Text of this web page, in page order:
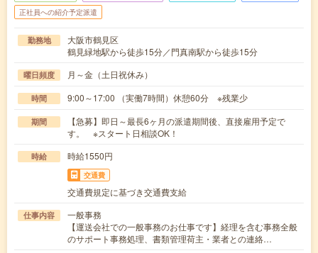
正社員への紹介予定派遣
勤務地
大阪市鶴見区
鶴見緑地駅から徒歩15分／門真南駅から徒歩15分
曜日頻度 月～金（土日祝休み）
時間 9:00～17:00 （実働7時間）休憩60分 ※残業少
期間
【急募】即日～最長6ヶ月の派遣期間後、直接雇用予定で
す。 ※スタート日相談OK！
時給 時給1550円
交通費
交通費規定に基づき交通費支給
仕事内容
一般事務
【運送会社での一般事務のお仕事です】経理を含む事務全般
のサポート事務処理、書類管理荷主・業者との連絡…